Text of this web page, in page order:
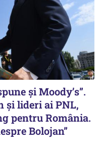
și Moody’s”.
și lideri ai PNL,
pentru România.
Bolojan”